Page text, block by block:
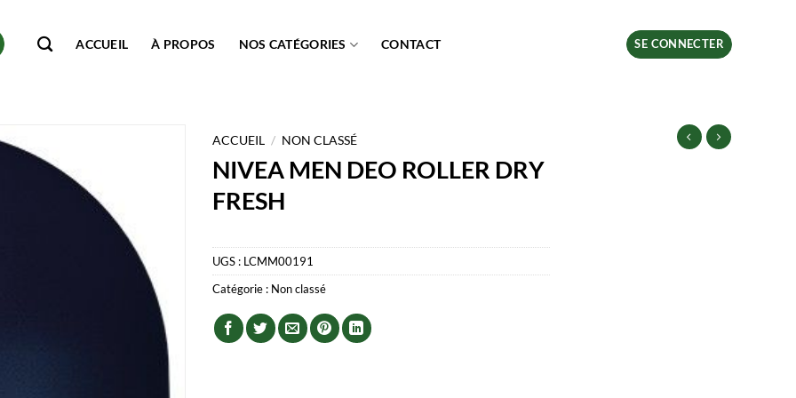
ACCUEIL À PROPOS NOS CATÉGORIES CONTACT SE CONNECTER
ACCUEIL / NON CLASSÉ
NIVEA MEN DEO ROLLER DRY
FRESH
UGS : LCMM00191
Catégorie : Non classé